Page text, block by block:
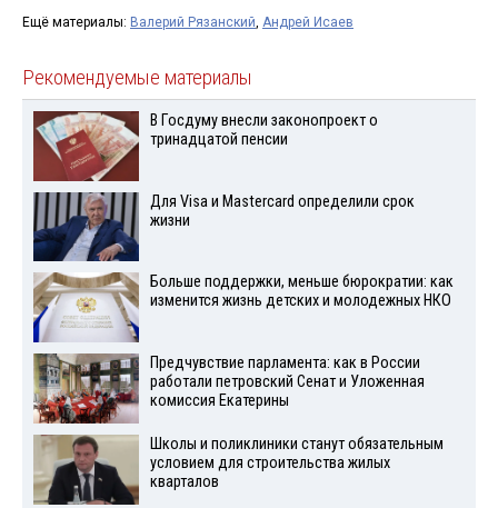
Ещё материалы: Валерий Рязанский, Андрей Исаев
Рекомендуемые материалы
В Госдуму внесли законопроект о
тринадцатой пенсии
Для Visа и Mastercard определили срок
жизни
Больше поддержки, меньше бюрократии: как
изменится жизнь детских и молодежных НКО
Предчувствие парламента: как в России
работали петровский Сенат и Уложенная
комиссия Екатерины
Школы и поликлиники станут обязательным
условием для строительства жилых
кварталов